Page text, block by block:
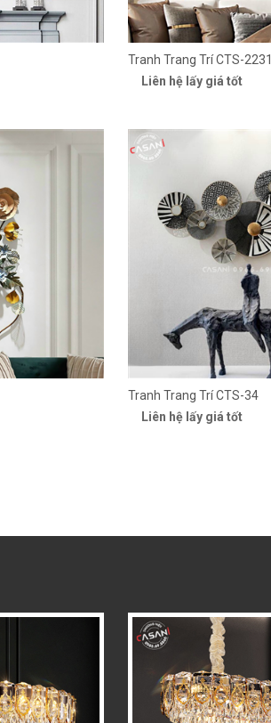
Tranh Trang Trí CTS-2231
Liên hệ lấy giá tốt
Tranh Trang Trí CTS-34
Liên hệ lấy giá tốt